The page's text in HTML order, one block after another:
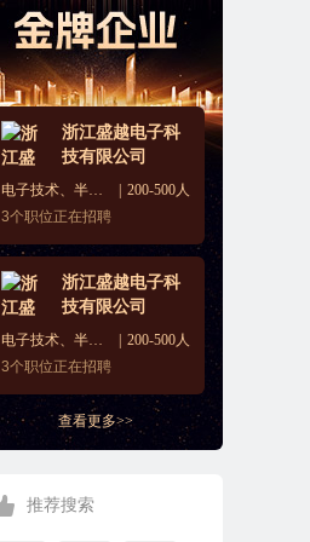
浙江盛越电子科
技有限公司
电子技术、半导体、集成电路
200-500人
3个职位正在招聘
浙江盛越电子科
技有限公司
电子技术、半导体、集成电路
200-500人
3个职位正在招聘
查看更多>>
推荐搜索